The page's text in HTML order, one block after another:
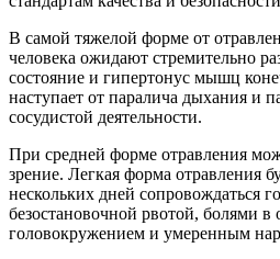
В самой тяжелой форме от
человека ожидают стремительно
состояние и гипертонус мышц
наступает от паралича дыхания и
сосудистой деятельности.
При средней форме отравления
зрение. Легкая форма отравления
нескольких дней сопровождаться
безостановочной рвотой, болями в
головокружением и умеренным